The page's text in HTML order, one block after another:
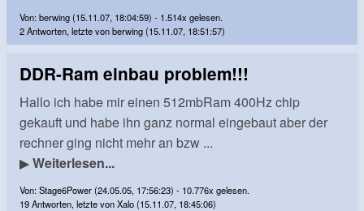
Von: berwing (15.11.07, 18:04:59) - 1.514x gelesen.
2 Antworten, letzte von berwing (15.11.07, 18:51:57)
DDR-Ram einbau problem!!!
Hallo ich habe mir einen 512mbRam 400Hz chip
gekauft und habe ihn ganz normal eingebaut aber der
rechner ging nicht mehr an bzw ...
▶Weiterlesen...
Von: Stage6Power (24.05.05, 17:56:23) - 10.776x gelesen.
19 Antworten, letzte von Xalo (15.11.07, 18:45:06)